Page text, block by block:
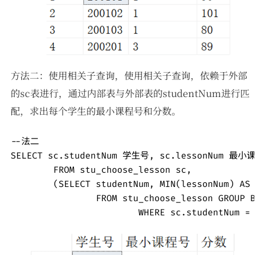
方法二：使用相关子查询，使用相关子查询，依赖于外部
的sc表进行，通过内部表与外部表的studentNum进行匹
配，求出每个学生的最小课程号和分数。
--法二
SELECT sc.studentNum 学生号, sc.lessonNum 最小
WHERE sc.studentNum